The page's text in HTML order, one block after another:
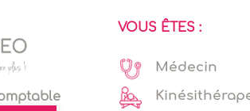
VOUS ÊTES :
Médecin